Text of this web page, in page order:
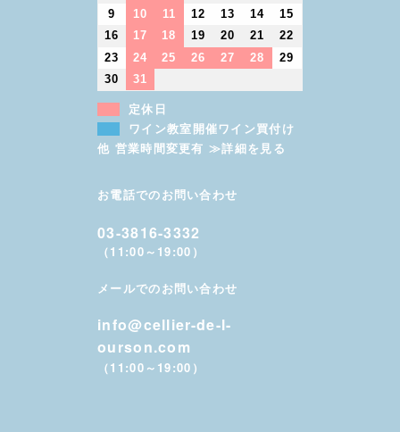
9
10 11 12 13 14
15
16
17 18 19 20 21
22
23
24 25 26 27 28
29
30
31
定休日
ワイン教室開催ワイン買付け
他 営業時間変更有 ≫詳細を見る
お電話でのお問い合わせ
03-3816-3332
（11:00～19:00）
メールでのお問い合わせ
info@cellier-de-l-
ourson.com
（11:00～19:00）